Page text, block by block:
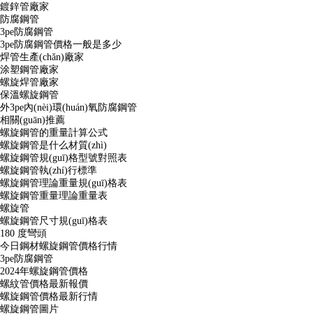
鍍鋅管廠家
防腐鋼管
3pe防腐鋼管
3pe防腐鋼管價格一般是多少
焊管生產(chǎn)廠家
涂塑鋼管廠家
螺旋焊管廠家
保溫螺旋鋼管
外3pe內(nèi)環(huán)氧防腐鋼管
相關(guān)推薦
螺旋鋼管的重量計算公式
螺旋鋼管是什么材質(zhì)
螺旋鋼管規(guī)格型號對照表
螺旋鋼管執(zhí)行標準
螺旋鋼管理論重量規(guī)格表
螺旋鋼管重量理論重量表
螺旋管
螺旋鋼管尺寸規(guī)格表
180 度彎頭
今日鋼材螺旋鋼管價格行情
3pe防腐鋼管
2024年螺旋鋼管價格
螺紋管價格最新報價
螺旋鋼管價格最新行情
螺旋鋼管圖片